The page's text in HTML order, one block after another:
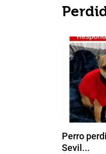
Perro
Sevil...